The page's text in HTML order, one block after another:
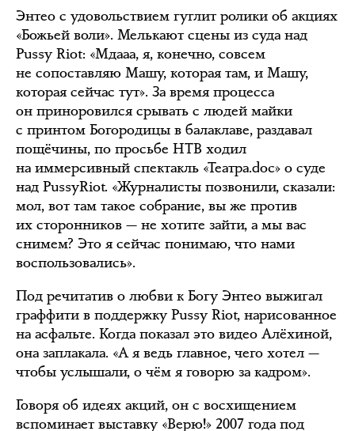
Энтео с удовольствием гуглит ролики об акциях
«Божьей воли». Мелькают сцены из суда над
Pussy Riot: «Мдааа, я, конечно, совсем
не сопоставляю Машу, которая там, и Машу,
которая сейчас тут». За время процесса
он приноровился срывать с людей майки
с принтом Богородицы в балаклаве, раздавал
пощёчины, по просьбе НТВ ходил
на иммерсивный спектакль «Театра.doc» о суде
над PussyRiot. «Журналисты позвонили, сказали:
мол, вот там такое собрание, вы же против
их сторонников — не хотите зайти, а мы вас
снимем? Это я сейчас понимаю, что нами
воспользовались».
Под речитатив о любви к Богу Энтео выжигал
граффити в поддержку Pussy Riot, нарисованное
на асфальте. Когда показал это видео Алёхиной,
она заплакала. «А я ведь главное, чего хотел —
чтобы услышали, о чём я говорю за кадром».
Говоря об идеях акций, он с восхищением
вспоминает выставку «Верю!» 2007 года под